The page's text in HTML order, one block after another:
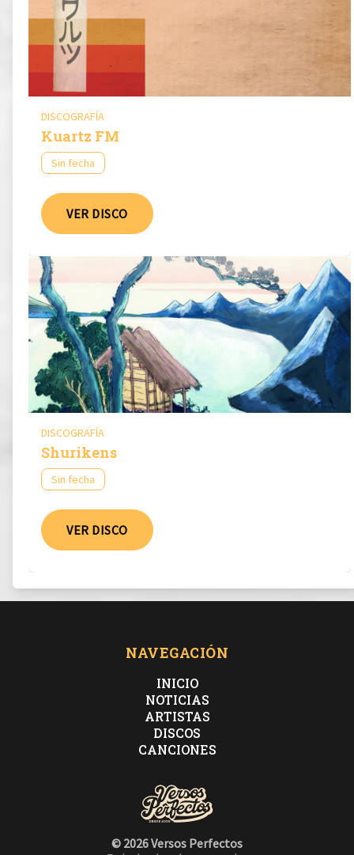
DISCOGRAFÍA
Kuartz FM
Sin fecha
VER DISCO
DISCOGRAFÍA
Shurikens
Sin fecha
VER DISCO
NAVEGACIÓN
INICIO
NOTICIAS
ARTISTAS
DISCOS
CANCIONES
© 2026 Versos Perfectos